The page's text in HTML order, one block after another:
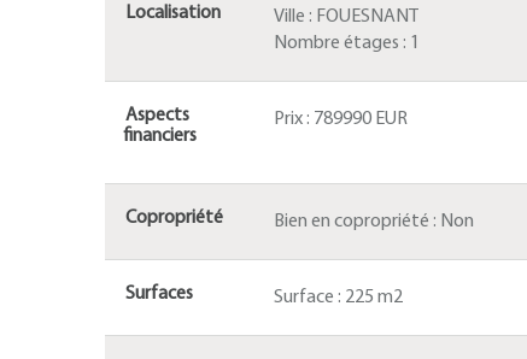
Localisation Ville : FOUESNANT
Nombre étages : 1
Aspects
financiers
Prix : 789990 EUR
Copropriété Bien en copropriété : Non
Surfaces Surface : 225 m2